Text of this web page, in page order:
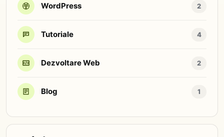
WordPress 2
Tutoriale 4
Dezvoltare Web 2
Blog 1